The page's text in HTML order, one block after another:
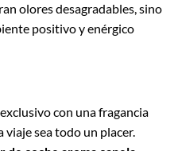
olores desagradables, sino
positivo y enérgico
con una fragancia
sea todo un placer.